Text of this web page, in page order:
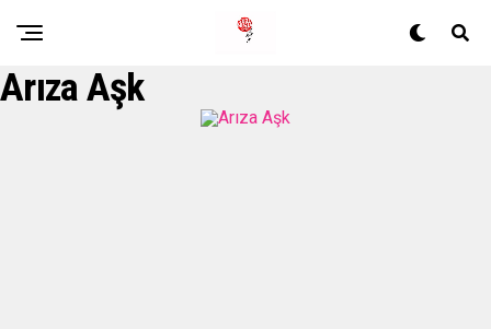
Arıza Aşk